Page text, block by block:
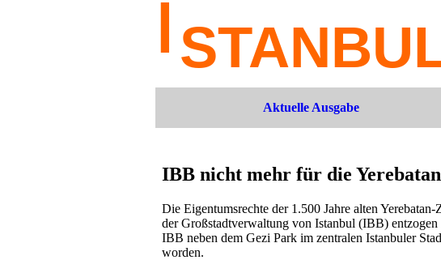
Aktuelle Ausgabe
IBB nicht mehr für die
Die Eigentumsrechte der 1.500 Jahre alten
der Großstadtverwaltung von Istanbul (IBB)
IBB neben dem Gezi Park im zentralen Istanbuler
worden.